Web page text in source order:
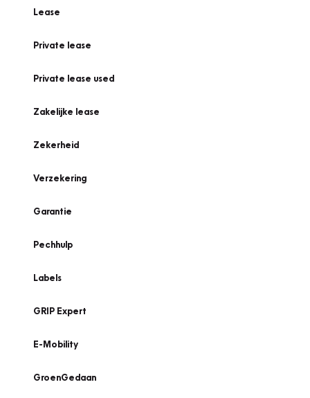
Lease
Private lease
Private lease used
Zakelijke lease
Zekerheid
Verzekering
Garantie
Pechhulp
Labels
GRIP Expert
E-Mobility
GroenGedaan